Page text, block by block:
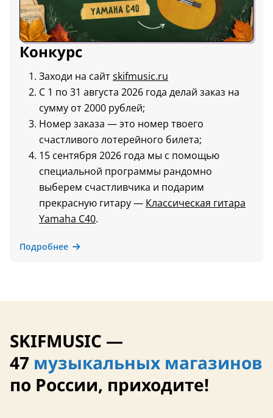
Конкурс
Заходи на сайтskifmusic.ru
С 1 по 31 августа 2026 года делай заказ на
сумму от 2000 рублей;
Номер заказа — это номер твоего
счастливого лотерейного билета;
15 сентября 2026 года мы с помощью
специальной программы рандомно
выберем счастливчика и подарим
прекрасную гитару — Классическая гитара
Yamaha C40.
Подробнее
SKIFMUSIC —
47 музыкальных магазинов
по России, приходите!